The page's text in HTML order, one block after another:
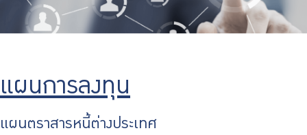
ลงทุน
รายงานผลการดำเนินงาน
จัดซื้อจัดจ้าง
แผนการลงทุน
แผนตราสารหนี้ต่างประเทศ